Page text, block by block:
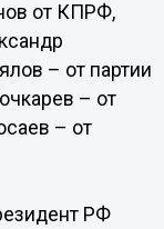
от КПРФ,
– от партии
– от
– от
РФ